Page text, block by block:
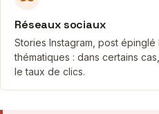
Réseaux sociaux
Stories Instagram, post
thématiques : dans certains
le taux de clics.